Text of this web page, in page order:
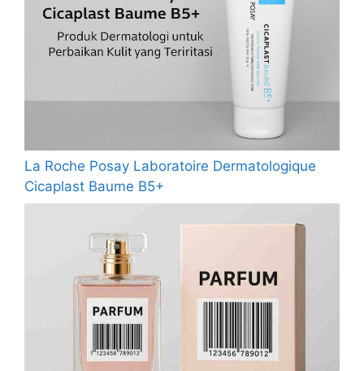
La Roche Posay Laboratoire Dermatologique
Cicaplast Baume B5+